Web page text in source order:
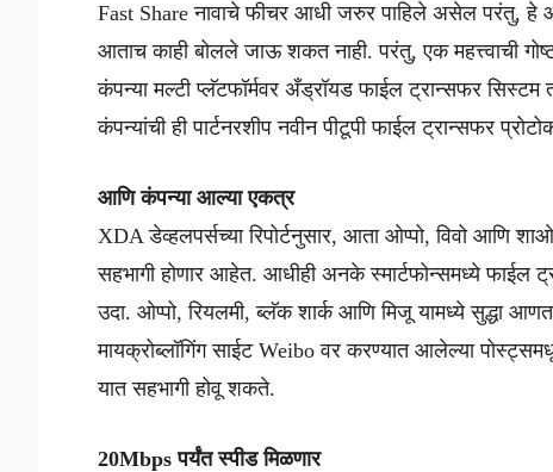
Fast Share नावाचे फीचर आधी जरुर पाहिले असेल परंतु, हे
आताच काही बोलले जाऊ शकत नाही. परंतु, एक महत्त्वाची
कंपन्या मल्टी प्लॅटफॉर्मवर अँड्रॉयड फाईल ट्रान्सफर सिस्टम
कंपन्यांची ही पार्टनरशीप नवीन पीटूपी फाईल ट्रान्सफर
आणि कंपन्या आल्या एकत्र
XDA डेव्हलपर्सच्या रिपोर्टनुसार, आता ओप्पो, विवो आणि
सहभागी होणार आहेत. आधीही अनके स्मार्टफोन्समध्ये फाईल
उदा. ओप्पो, रियलमी, ब्लॅक शार्क आणि मिजू यामध्ये सुद्धा
मायक्रोब्लॉगिंग साईट Weibo वर करण्यात आलेल्या
यात सहभागी होवू शकते.
20Mbps पर्यंत स्पीड मिळणार